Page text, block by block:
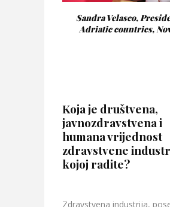
Sandra Velasco,
Adriatic countries,
Koja je društvena,
javnozdravstvena i
humana vrijednost
zdravstvene
kojoj radite?
Zdravstvena industrija,